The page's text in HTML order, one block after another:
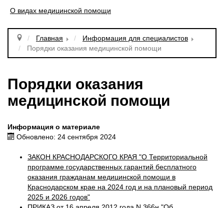
О видах медицинской помощи
Главная
Информация для специалистов
Порядки оказания медицинской помощи
Порядки оказания
медицинской помощи
Информация о материале
Обновлено: 24 сентября 2024
ЗАКОН КРАСНОДАРСКОГО КРАЯ "О Территориальной
программе государственных гарантий бесплатного
оказания гражданам медицинской помощи в
Краснодарском крае на 2024 год и на плановый период
2025 и 2026 годов"